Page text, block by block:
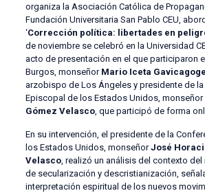
organiza la Asociación Católica de
Fundación Universitaria San Pablo CEU,
‘Corrección política: libertades en
de noviembre se celebró en la Universidad
acto de presentación en el que participaron
Burgos, monseñor Mario Iceta
arzobispo de Los Ángeles y presidente de la
Episcopal de los Estados Unidos, monseñor
Gómez Velasco, que participó de forma
En su intervención, el presidente de la
los Estados Unidos, monseñorJosé
Velasco, realizó un análisis del contexto
de secularización y descristianización,
interpretación espiritual de los nuevos